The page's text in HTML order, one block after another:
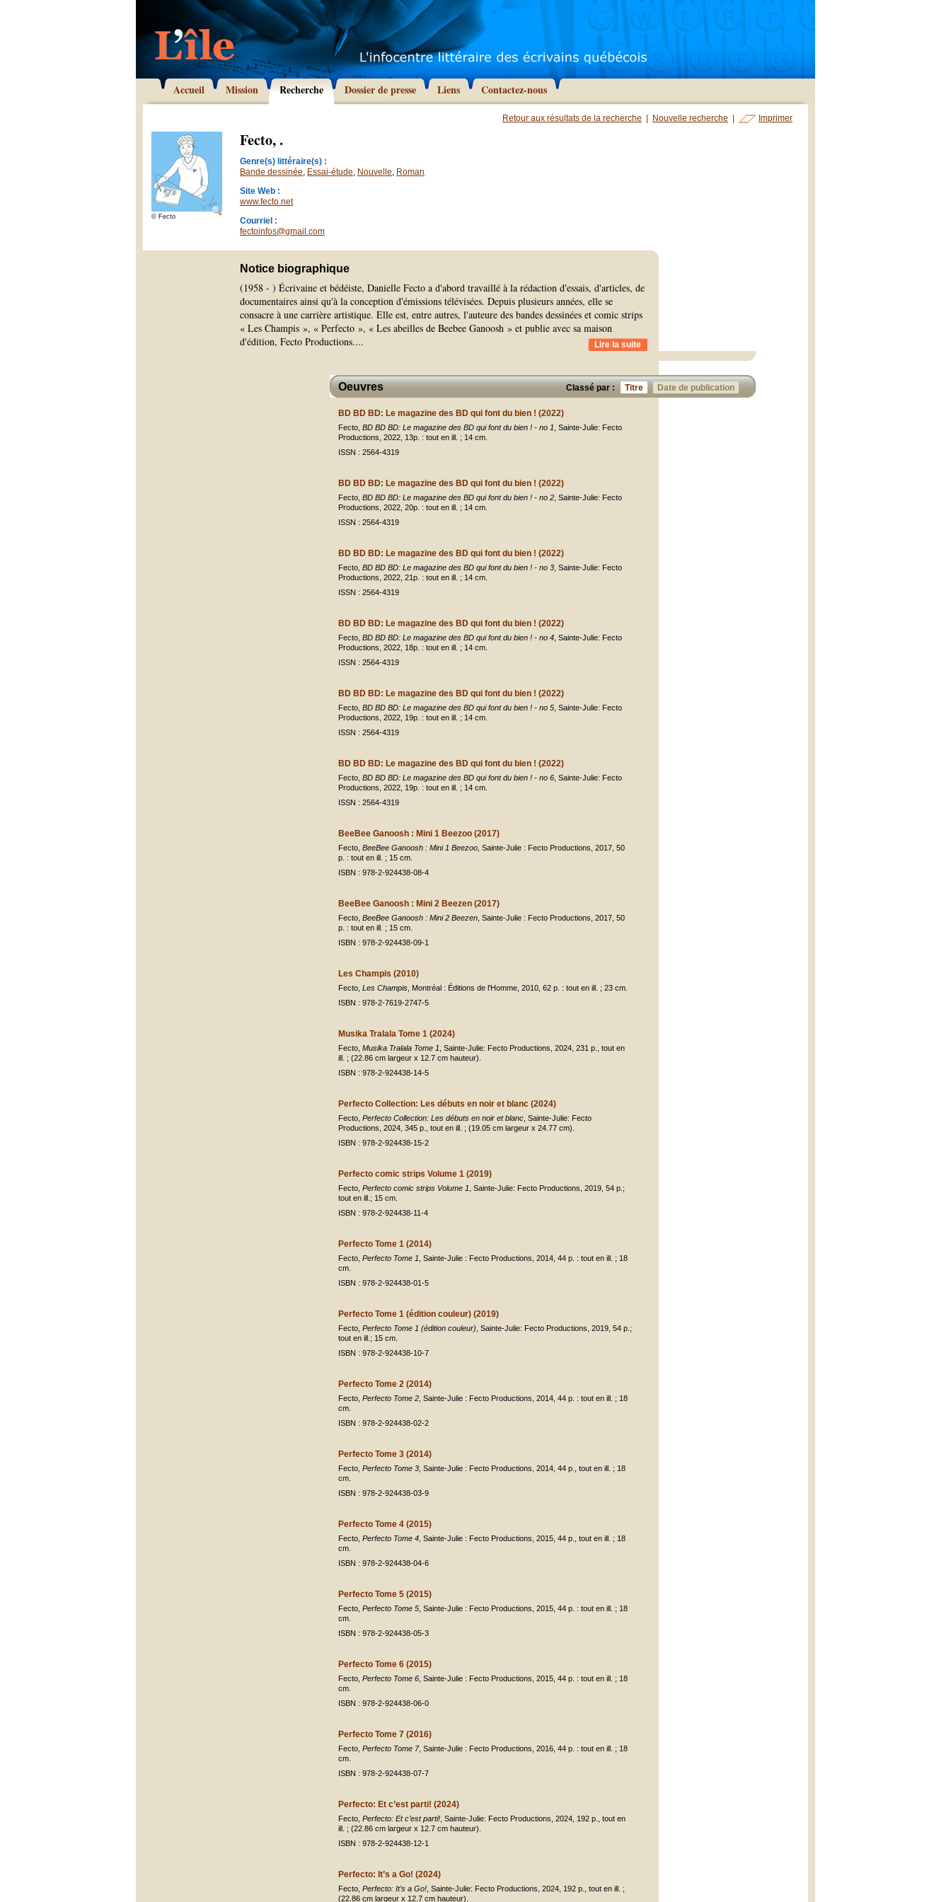
Accueil Mission Recherche Dossier de presse Liens Contactez-nous
Retour aux résultats de la recherche Nouvelle recherche Imprimer
© Fecto
Fecto, .
Genre(s) littéraire(s) :
Bande dessinée, Essai-étude, Nouvelle, Roman
Site Web :
www.fecto.net
Courriel :
fectoinfos@gmail.com
Notice biographique
(1958 - ) Écrivaine et bédéiste, Danielle Fecto a d'abord travaillé à la rédaction d'essais, d'articles, de
documentaires ainsi qu'à la conception d'émissions télévisées. Depuis plusieurs années, elle se
consacre à une carrière artistique. Elle est, entre autres, l'auteure des bandes dessinées et comic strips
« Les Champis », « Perfecto », « Les abeilles de Beebee Ganoosh » et publie avec sa maison
d'édition, Fecto Productions.... Lire la suite
Classé par : Titre Date de publication
Oeuvres
BD BD BD: Le magazine des BD qui font du bien ! (2022)
Fecto, BD BD BD: Le magazine des BD qui font du bien ! - no 1 , Sainte-Julie: Fecto
Productions, 2022, 13p. : tout en ill. ; 14 cm.
ISSN : 2564-4319
BD BD BD: Le magazine des BD qui font du bien ! (2022)
Fecto, BD BD BD: Le magazine des BD qui font du bien ! - no 2 , Sainte-Julie: Fecto
Productions, 2022, 20p. : tout en ill. ; 14 cm.
ISSN : 2564-4319
BD BD BD: Le magazine des BD qui font du bien ! (2022)
Fecto, BD BD BD: Le magazine des BD qui font du bien ! - no 3 , Sainte-Julie: Fecto
Productions, 2022, 21p. : tout en ill. ; 14 cm.
ISSN : 2564-4319
BD BD BD: Le magazine des BD qui font du bien ! (2022)
Fecto, BD BD BD: Le magazine des BD qui font du bien ! - no 4 , Sainte-Julie: Fecto
Productions, 2022, 18p. : tout en ill. ; 14 cm.
ISSN : 2564-4319
BD BD BD: Le magazine des BD qui font du bien ! (2022)
Fecto, BD BD BD: Le magazine des BD qui font du bien ! - no 5 , Sainte-Julie: Fecto
Productions, 2022, 19p. : tout en ill. ; 14 cm.
ISSN : 2564-4319
BD BD BD: Le magazine des BD qui font du bien ! (2022)
Fecto, BD BD BD: Le magazine des BD qui font du bien ! - no 6 , Sainte-Julie: Fecto
Productions, 2022, 19p. : tout en ill. ; 14 cm.
ISSN : 2564-4319
BeeBee Ganoosh : Mini 1 Beezoo (2017)
Fecto, BeeBee Ganoosh : Mini 1 Beezoo , Sainte-Julie : Fecto Productions, 2017, 50
p. : tout en ill. ; 15 cm.
ISBN : 978-2-924438-08-4
BeeBee Ganoosh : Mini 2 Beezen (2017)
Fecto, BeeBee Ganoosh : Mini 2 Beezen , Sainte-Julie : Fecto Productions, 2017, 50
p. : tout en ill. ; 15 cm.
ISBN : 978-2-924438-09-1
Les Champis (2010)
Fecto, Les Champis , Montréal : Éditions de l'Homme, 2010, 62 p. : tout en ill. ; 23 cm.
ISBN : 978-2-7619-2747-5
Musika Tralala Tome 1 (2024)
Fecto, Musika Tralala Tome 1 , Sainte-Julie: Fecto Productions, 2024, 231 p., tout en
ill. ; (22.86 cm largeur x 12.7 cm hauteur).
ISBN : 978-2-924438-14-5
Perfecto Collection: Les débuts en noir et blanc (2024)
Fecto, Perfecto Collection: Les débuts en noir et blanc , Sainte-Julie: Fecto
Productions, 2024, 345 p., tout en ill. ; (19.05 cm largeur x 24.77 cm).
ISBN : 978-2-924438-15-2
Perfecto comic strips Volume 1 (2019)
Fecto, Perfecto comic strips Volume 1 , Sainte-Julie: Fecto Productions, 2019, 54 p.;
tout en ill.; 15 cm.
ISBN : 978-2-924438-11-4
Perfecto Tome 1 (2014)
Fecto, Perfecto Tome 1 , Sainte-Julie : Fecto Productions, 2014, 44 p. : tout en ill. ; 18
cm.
ISBN : 978-2-924438-01-5
Perfecto Tome 1 (édition couleur) (2019)
Fecto, Perfecto Tome 1 (édition couleur) , Sainte-Julie: Fecto Productions, 2019, 54 p.;
tout en ill.; 15 cm.
ISBN : 978-2-924438-10-7
Perfecto Tome 2 (2014)
Fecto, Perfecto Tome 2 , Sainte-Julie : Fecto Productions, 2014, 44 p. : tout en ill. ; 18
cm.
ISBN : 978-2-924438-02-2
Perfecto Tome 3 (2014)
Fecto, Perfecto Tome 3 , Sainte-Julie : Fecto Productions, 2014, 44 p., tout en ill. ; 18
cm.
ISBN : 978-2-924438-03-9
Perfecto Tome 4 (2015)
Fecto, Perfecto Tome 4 , Sainte-Julie : Fecto Productions, 2015, 44 p., tout en ill. ; 18
cm.
ISBN : 978-2-924438-04-6
Perfecto Tome 5 (2015)
Fecto, Perfecto Tome 5 , Sainte-Julie : Fecto Productions, 2015, 44 p. : tout en ill. ; 18
cm.
ISBN : 978-2-924438-05-3
Perfecto Tome 6 (2015)
Fecto, Perfecto Tome 6 , Sainte-Julie : Fecto Productions, 2015, 44 p. : tout en ill. ; 18
cm.
ISBN : 978-2-924438-06-0
Perfecto Tome 7 (2016)
Fecto, Perfecto Tome 7, Sainte-Julie : Fecto Productions, 2016, 44 p. : tout en ill. ; 18
cm.
ISBN : 978-2-924438-07-7
Perfecto: Et c’est parti! (2024)
Fecto, Perfecto: Et c’est parti! , Sainte-Julie: Fecto Productions, 2024, 192 p., tout en
ill. ; (22.86 cm largeur x 12.7 cm hauteur).
ISBN : 978-2-924438-12-1
Perfecto: It’s a Go! (2024)
Fecto, Perfecto: It’s a Go! , Sainte-Julie: Fecto Productions, 2024, 192 p., tout en ill. ;
(22.86 cm largeur x 12.7 cm hauteur).